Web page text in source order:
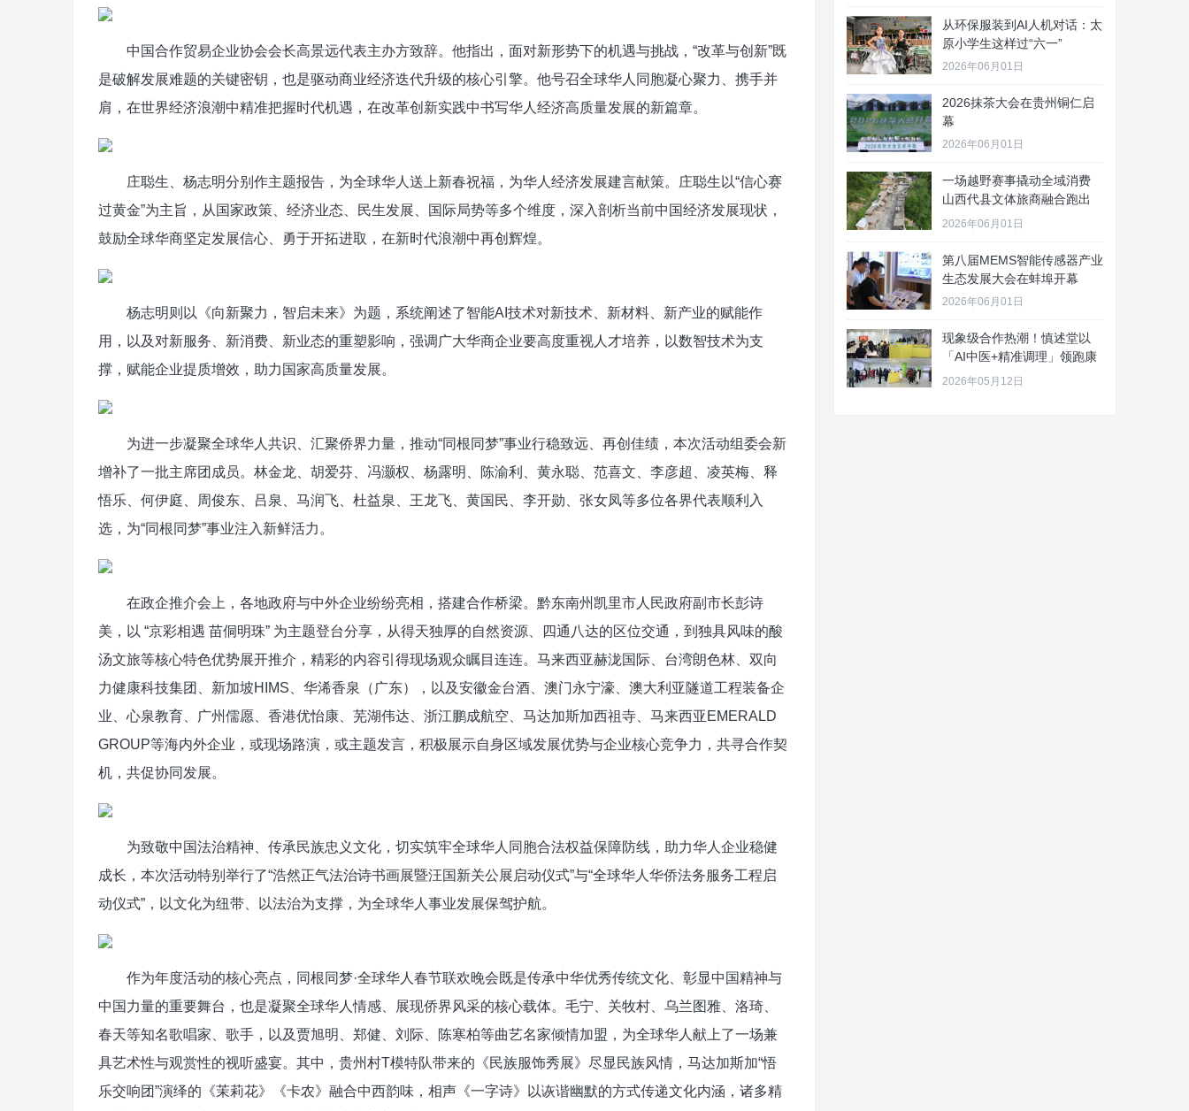
中国合作贸易企业协会会长高景远代表主办方致辞。他指出，面对新形势下的机遇与挑战，“改革与创新”既
是破解发展难题的关键密钥，也是驱动商业经济迭代升级的核心引擎。他号召全球华人同胞凝心聚力、携手并
肩，在世界经济浪潮中精准把握时代机遇，在改革创新实践中书写华人经济高质量发展的新篇章。
庄聪生、杨志明分别作主题报告，为全球华人送上新春祝福，为华人经济发展建言献策。庄聪生以“信心赛
过黄金”为主旨，从国家政策、经济业态、民生发展、国际局势等多个维度，深入剖析当前中国经济发展现状，
鼓励全球华商坚定发展信心、勇于开拓进取，在新时代浪潮中再创辉煌。
杨志明则以《向新聚力，智启未来》为题，系统阐述了智能AI技术对新技术、新材料、新产业的赋能作
用，以及对新服务、新消费、新业态的重塑影响，强调广大华商企业要高度重视人才培养，以数智技术为支
撑，赋能企业提质增效，助力国家高质量发展。
为进一步凝聚全球华人共识、汇聚侨界力量，推动“同根同梦”事业行稳致远、再创佳绩，本次活动组委会新
增补了一批主席团成员。林金龙、胡爱芬、冯灏权、杨露明、陈渝利、黄永聪、范喜文、李彦超、凌英梅、释
悟乐、何伊庭、周俊东、吕泉、马润飞、杜益泉、王龙飞、黄国民、李开勋、张女凤等多位各界代表顺利入
选，为“同根同梦”事业注入新鲜活力。
在政企推介会上，各地政府与中外企业纷纷亮相，搭建合作桥梁。黔东南州凯里市人民政府副市长彭诗
美，以 “京彩相遇 苗侗明珠” 为主题登台分享，从得天独厚的自然资源、四通八达的区位交通，到独具风味的酸
汤文旅等核心特色优势展开推介，精彩的内容引得现场观众瞩目连连。马来西亚赫泷国际、台湾朗色林、双向
力健康科技集团、新加坡HIMS、华浠香泉（广东），以及安徽金台酒、澳门永宁濠、澳大利亚隧道工程装备企
业、心泉教育、广州儒愿、香港优怡康、芜湖伟达、浙江鹏成航空、马达加斯加西祖寺、马来西亚EMERALD
GROUP等海内外企业，或现场路演，或主题发言，积极展示自身区域发展优势与企业核心竞争力，共寻合作契
机，共促协同发展。
为致敬中国法治精神、传承民族忠义文化，切实筑牢全球华人同胞合法权益保障防线，助力华人企业稳健
成长，本次活动特别举行了“浩然正气法治诗书画展暨汪国新关公展启动仪式”与“全球华人华侨法务服务工程启
动仪式”，以文化为纽带、以法治为支撑，为全球华人事业发展保驾护航。
作为年度活动的核心亮点，同根同梦·全球华人春节联欢晚会既是传承中华优秀传统文化、彰显中国精神与
中国力量的重要舞台，也是凝聚全球华人情感、展现侨界风采的核心载体。毛宁、关牧村、乌兰图雅、洛琦、
春天等知名歌唱家、歌手，以及贾旭明、郑健、刘际、陈寒柏等曲艺名家倾情加盟，为全球华人献上了一场兼
具艺术性与观赏性的视听盛宴。其中，贵州村T模特队带来的《民族服饰秀展》尽显民族风情，马达加斯加“悟
乐交响团”演绎的《茉莉花》《卡农》融合中西韵味，相声《一字诗》以诙谐幽默的方式传递文化内涵，诸多精
从环保服装到AI人机对话：太
原小学生这样过“六一”
2026年06月01日
2026抹茶大会在贵州铜仁启
幕
2026年06月01日
一场越野赛事撬动全域消费
山西代县文体旅商融合跑出
“加速
2026年06月01日
第八届MEMS智能传感器产业
生态发展大会在蚌埠开幕
2026年06月01日
现象级合作热潮！慎述堂以
「AI中医+精准调理」领跑康
养新
2026年05月12日